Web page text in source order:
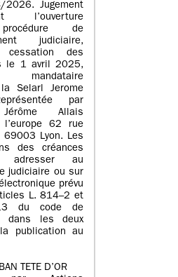
Jugement
l’ouverture
de
judiciaire,
des
le 1 avril 2025,
mandataire
Selarl Jerome
par
Allais
l’europe 62 rue
69003 Lyon. Les
des créances
au
judiciaire ou sur
prévu
L. 814–2 et
du code de
dans les deux
publication au
TETE D’OR